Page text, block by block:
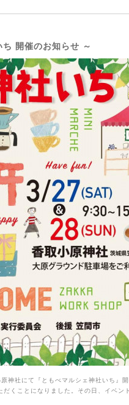
開催のお知らせ ～
神社にて 『ともべマルシェ神社いち』
くことになりました。その日、イベン